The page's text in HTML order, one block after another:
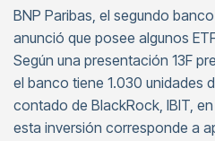
BNP Paribas, el segundo
anunció que posee algunos
Según una presentación 13F
el banco tiene 1.030 unidades
contado de BlackRock, IBIT,
esta inversión corresponde a